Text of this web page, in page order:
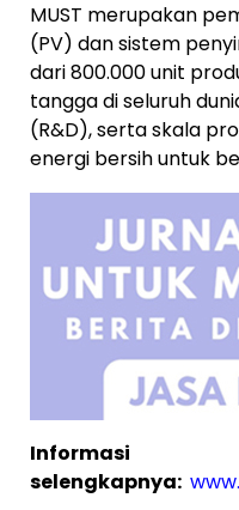
MUST merupakan
(PV) dan sistem
dari 800.000 unit
tangga di seluruh
(R&D), serta skala
energi bersih untuk
Informasi
selengkapnya: